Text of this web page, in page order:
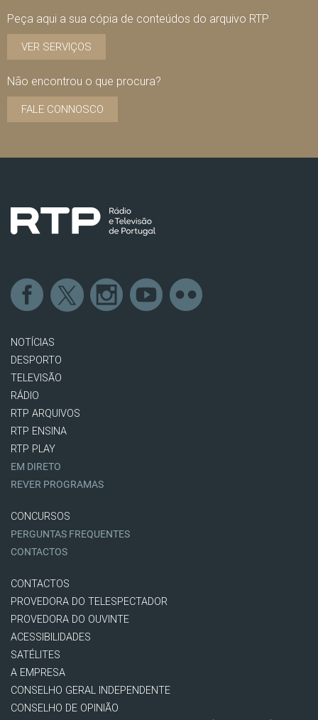
Peça aqui a sua cópia de conteúdos do arquivo RTP
VER SERVIÇOS
Não encontrou o que procura?
FALE CONNOSCO
NOTÍCIAS
DESPORTO
TELEVISÃO
RÁDIO
RTP ARQUIVOS
RTP ENSINA
RTP PLAY
EM DIRETO
REVER PROGRAMAS
CONCURSOS
PERGUNTAS FREQUENTES
CONTACTOS
CONTACTOS
PROVEDORA DO TELESPECTADOR
PROVEDORA DO OUVINTE
ACESSIBILIDADES
SATÉLITES
A EMPRESA
CONSELHO GERAL INDEPENDENTE
CONSELHO DE OPINIÃO